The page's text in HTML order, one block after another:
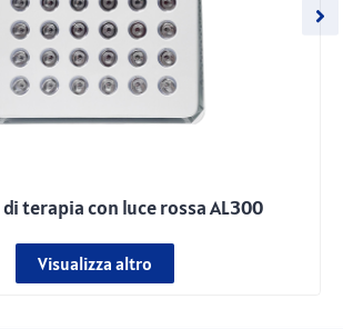
terapia con luce rossa AL300
Visualizza altro